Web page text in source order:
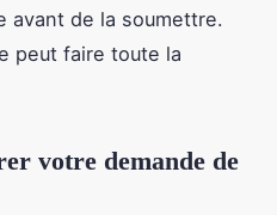
avant de la soumettre.
peut faire toute la
votre demande de